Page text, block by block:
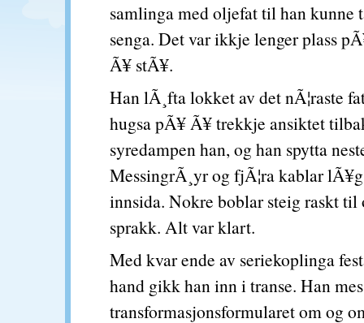
samlinga med oljefat til han kunne
senga. Det var ikkje lenger plass
Ã¥ stÃ¥.
Han lÃ¸fta lokket av det nÃ¦raste
hugsa pÃ¥ Ã¥ trekkje ansiktet
syredampen han, og han spytta
MessingrÃ¸yr og fjÃ¦ra kablar
innsida. Nokre boblar steig raskt til
sprakk. Alt var klart.
Med kvar ende av seriekoplinga
hand gikk han inn i transe. Han
transformasjonsformularet om og